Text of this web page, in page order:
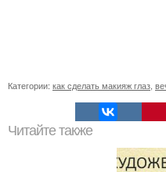
Категории: как сделать макияж глаз,
Читайте также